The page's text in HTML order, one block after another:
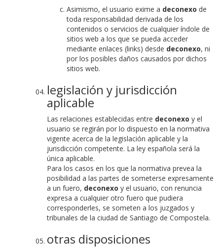
Asimismo, el usuario exime a deconexo de
toda responsabilidad derivada de los
contenidos o servicios de cualquier índole de
sitios web a los que se pueda acceder
mediante enlaces (links) desde deconexo, ni
por los posibles daños causados por dichos
sitios web.
legislación y jurisdicción
aplicable
Las relaciones establecidas entre deconexo y el
usuario se regirán por lo dispuesto en la normativa
vigente acerca de la legislación aplicable y la
jurisdicción competente. La ley española será la
única aplicable.
Para los casos en los que la normativa prevea la
posibilidad a las partes de someterse expresamente
a un fuero, deconexo y el usuario, con renuncia
expresa a cualquier otro fuero que pudiera
corresponderles, se someten a los juzgados y
tribunales de la ciudad de Santiago de Compostela.
otras disposiciones